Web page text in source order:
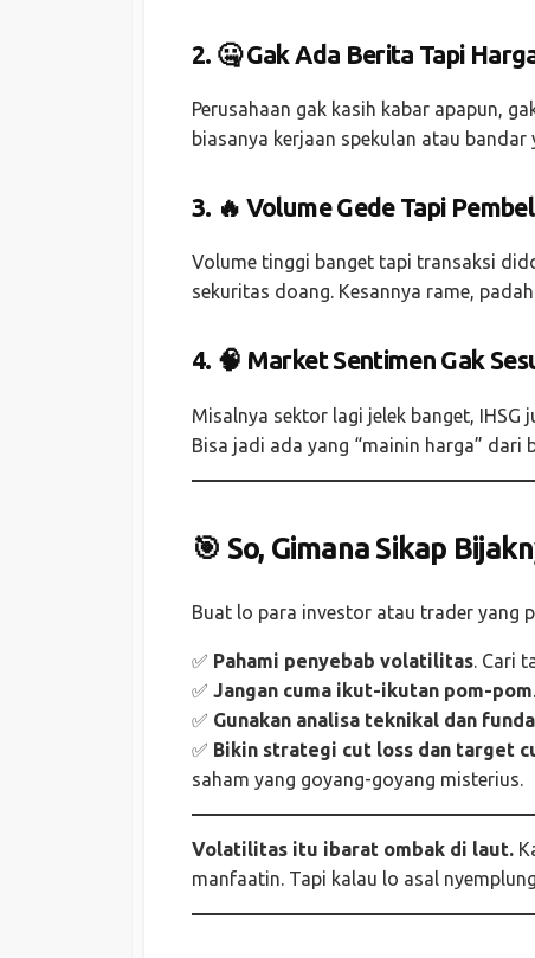
2. 🤐 Gak Ada Berita Tapi
Perusahaan gak kasih kabar apapun,
biasanya kerjaan spekulan atau bandar
3. 🔥 Volume Gede Tapi
Volume tinggi banget tapi transaksi
sekuritas doang. Kesannya rame,
4. 🧠 Market Sentimen Gak
Misalnya sektor lagi jelek banget,
Bisa jadi ada yang “mainin harga” dari
🎯 So, Gimana Sikap
Buat lo para investor atau trader yang
✅ Pahami penyebab volatilitas. Cari
✅ Jangan cuma ikut-ikutan pom-pom
✅ Gunakan analisa teknikal dan
✅ Bikin strategi cut loss dan target
saham yang goyang-goyang misterius.
Volatilitas itu ibarat ombak di laut.
manfaatin. Tapi kalau lo asal